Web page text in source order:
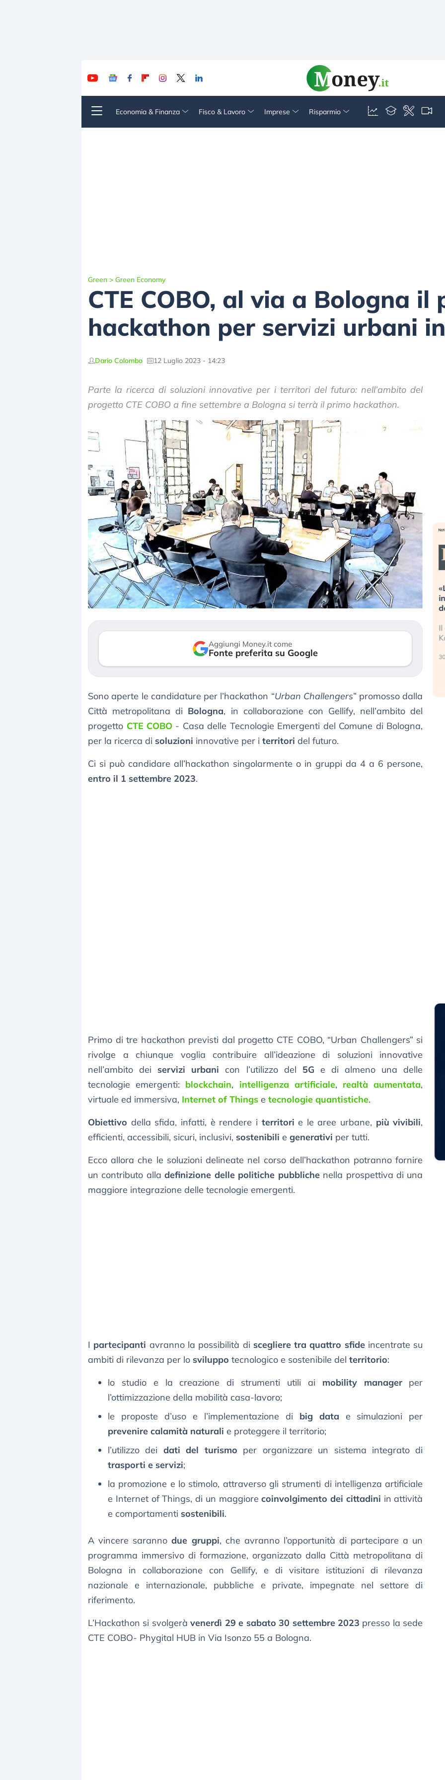
Economia & Finanza Fisco & Lavoro Imprese Risparmio
Green > Green Economy
CTE COBO, al via a Bologna il
hackathon per servizi urbani
Dario Colombo 12 Luglio 2023 - 14:23
Parte la ricerca di soluzioni innovative per i territori del futuro: nell’ambito del
progetto CTE COBO a fine settembre a Bologna si terrà il primo hackathon.
Aggiungi Money.it come
Fonte preferita su Google
Sono aperte le candidature per l’hackathon “Urban Challengers” promosso dalla
Città metropolitana di Bologna, in collaborazione con Gellify, nell’ambito del
progetto CTE COBO - Casa delle Tecnologie Emergenti del Comune di Bologna,
per la ricerca di soluzioni innovative per i territori del futuro.
Ci si può candidare all’hackathon singolarmente o in gruppi da 4 a 6 persone,
entro il 1 settembre 2023.
Primo di tre hackathon previsti dal progetto CTE COBO, “Urban Challengers” si
rivolge a chiunque voglia contribuire all’ideazione di soluzioni innovative
nell’ambito dei servizi urbani con l’utilizzo del 5G e di almeno una delle
tecnologie emergenti: blockchain, intelligenza artificiale, realtà aumentata,
virtuale ed immersiva, Internet of Things e tecnologie quantistiche.
Obiettivo della sfida, infatti, è rendere i territori e le aree urbane, più vivibili,
efficienti, accessibili, sicuri, inclusivi, sostenibili e generativi per tutti.
Ecco allora che le soluzioni delineate nel corso dell’hackathon potranno fornire
un contributo alladefinizione delle politiche pubblichenella prospettiva di una
maggiore integrazione delle tecnologie emergenti.
I partecipanti avranno la possibilità di scegliere tra quattro sfideincentrate su
ambiti di rilevanza per lo sviluppo tecnologico e sostenibile del territorio:
lo studio e la creazione di strumenti utili ai mobility managerper
l’ottimizzazione della mobilità casa-lavoro;
le proposte d’uso e l’implementazione di big data e simulazioni per
prevenire calamità naturali e proteggere il territorio;
l’utilizzo dei dati del turismo per organizzare un sistema integrato di
trasporti e servizi;
la promozione e lo stimolo, attraverso gli strumenti di intelligenza artificiale
e Internet of Things, di un maggiorecoinvolgimento dei cittadini in attività
e comportamenti sostenibili.
A vincere sarannodue gruppi, che avranno l’opportunità di partecipare a un
programma immersivo di formazione, organizzato dalla Città metropolitana di
Bologna in collaborazione con Gellify, e di visitare istituzioni di rilevanza
nazionale e internazionale, pubbliche e private, impegnate nel settore di
riferimento.
L’Hackathon si svolgeràvenerdì 29 e sabato 30 settembre 2023 presso la sede
CTE COBO- Phygital HUB in Via Isonzo 55 a Bologna.
Dalle valutazioni estreme alla
correzione. Cosa sta guidando il
repricing degli asset?
3 agosto 2026
«La mia vita è rovinata». Investitori
in preda al panico dopo lo scoppio
della bolla AI
Kospi, mentre gli investitori retail (…)
30 luglio 2026